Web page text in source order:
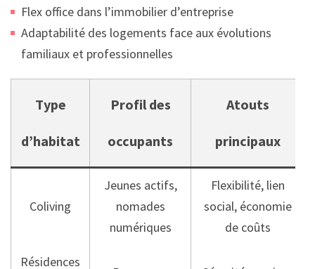
Flex office dans l’immobilier d’entreprise
Adaptabilité des logements face aux évolutions
familiaux et professionnelles
Type
d’habitat
Profil des
occupants
Atouts
principaux
Coliving
Jeunes actifs,
nomades
numériques
Flexibilité, lien
social, économie
de coûts
Résidences